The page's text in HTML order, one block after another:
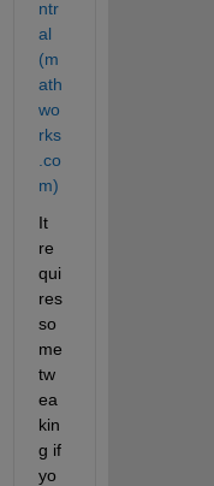
ntr
al
(m
ath
wo
rks
.co
m)
It
re
qui
res
so
me
tw
ea
kin
g if
yo